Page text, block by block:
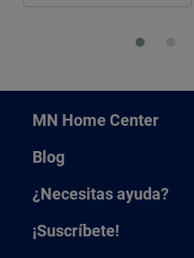
MN Home Center
Blog
¿Necesitas ayuda?
¡Suscríbete!